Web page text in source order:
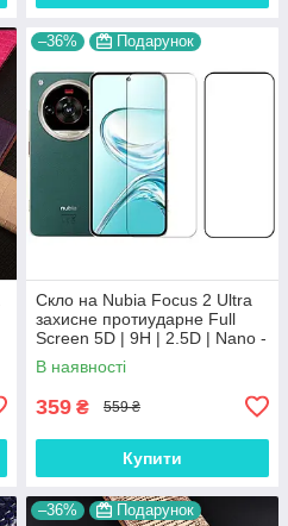
–36% Подарунок
Скло на Nubia Focus 2 Ultra
захисне протиударне Full
Screen 5D | 9H | 2.5D | Nano -
покриття "HYPER
PROTECTOR"
В наявності
359 ₴ 559 ₴
Купити
–36% Подарунок